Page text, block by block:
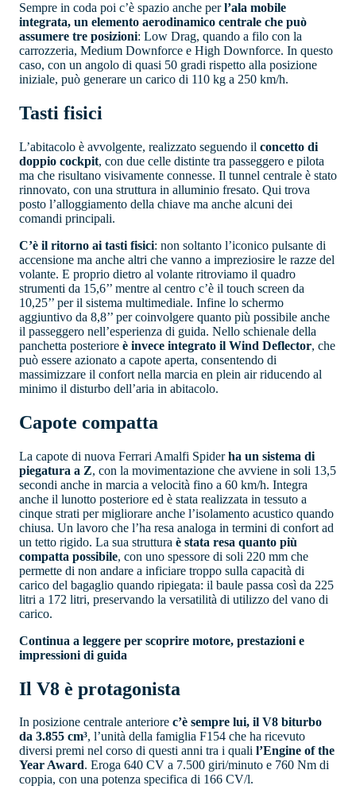
Sempre in coda poi c’è spazio anche perl’ala mobile
integrata, un elemento aerodinamico centrale che può
assumere tre posizioni: Low Drag, quando a filo con la
carrozzeria, Medium Downforce e High Downforce. In questo
caso, con un angolo di quasi 50 gradi rispetto alla posizione
iniziale, può generare un carico di 110 kg a 250 km/h.
Tasti fisici
L’abitacolo è avvolgente, realizzato seguendo il concetto di
doppio cockpit, con due celle distinte tra passeggero e pilota
ma che risultano visivamente connesse. Il tunnel centrale è stato
rinnovato, con una struttura in alluminio fresato. Qui trova
posto l’alloggiamento della chiave ma anche alcuni dei
comandi principali.
C’è il ritorno ai tasti fisici: non soltanto l’iconico pulsante di
accensione ma anche altri che vanno a impreziosire le razze del
volante. E proprio dietro al volante ritroviamo il quadro
strumenti da 15,6’’ mentre al centro c’è il touch screen da
10,25’’ per il sistema multimediale. Infine lo schermo
aggiuntivo da 8,8’’ per coinvolgere quanto più possibile anche
il passeggero nell’esperienza di guida. Nello schienale della
panchetta posteriore è invece integrato il Wind Deflector, che
può essere azionato a capote aperta, consentendo di
massimizzare il confort nella marcia en plein air riducendo al
minimo il disturbo dell’aria in abitacolo.
Capote compatta
La capote di nuova Ferrari Amalfi Spiderha un sistema di
piegatura a Z, con la movimentazione che avviene in soli 13,5
secondi anche in marcia a velocità fino a 60 km/h. Integra
anche il lunotto posteriore ed è stata realizzata in tessuto a
cinque strati per migliorare anche l’isolamento acustico quando
chiusa. Un lavoro che l’ha resa analoga in termini di confort ad
un tetto rigido. La sua struttura è stata resa quanto più
compatta possibile, con uno spessore di soli 220 mm che
permette di non andare a inficiare troppo sulla capacità di
carico del bagaglio quando ripiegata: il baule passa così da 225
litri a 172 litri, preservando la versatilità di utilizzo del vano di
carico.
Continua a leggere per scoprire motore, prestazioni e
impressioni di guida
Il V8 è protagonista
In posizione centrale anteriore c’è sempre lui, il V8 biturbo
da 3.855 cm³, l’unità della famiglia F154 che ha ricevuto
diversi premi nel corso di questi anni tra i quali l’Engine of the
Year Award. Eroga 640 CV a 7.500 giri/minuto e 760 Nm di
coppia, con una potenza specifica di 166 CV/l.